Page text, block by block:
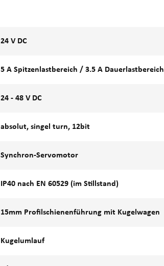
24 V DC
5 A Spitzenlastbereich / 3.5 A Dauerlastbereich
24 - 48 V DC
absolut, singel turn, 12bit
Synchron-Servomotor
IP40 nach EN 60529 (im Stillstand)
15mm Profilschienenführung mit Kugelwagen
Kugelumlauf